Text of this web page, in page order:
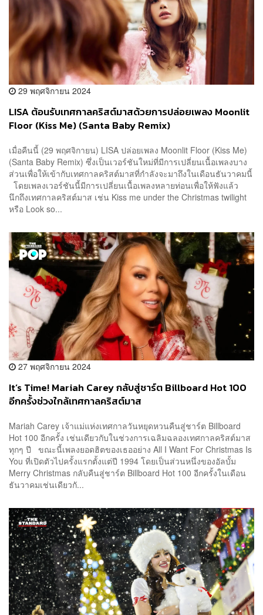
29 พฤศจิกายน 2024
LISA ต้อนรับเทศกาลคริสต์มาสด้วยการปล่อยเพลง Moonlit
Floor (Kiss Me) (Santa Baby Remix)
เมื่อคืนนี้ (29 พฤศจิกายน) LISA ปล่อยเพลง Moonlit Floor (Kiss Me)
(Santa Baby Remix) ซึ่งเป็นเวอร์ชันใหม่ที่มีการเปลี่ยนเนื้อเพลงบาง
ส่วนเพื่อให้เข้ากับเทศกาลคริสต์มาสที่กำลังจะมาถึงในเดือนธันวาคมนี้
โดยเพลงเวอร์ชันนี้มีการเปลี่ยนเนื้อเพลงหลายท่อนเพื่อให้ฟังแล้ว
นึกถึงเทศกาลคริสต์มาส เช่น Kiss me under the Christmas twilight
หรือ Look so...
27 พฤศจิกายน 2024
It’s Time! Mariah Carey กลับสู่ชาร์ต Billboard Hot 100
อีกครั้งช่วงใกล้เทศกาลคริสต์มาส
Mariah Carey เจ้าแม่แห่งเทศกาลวันหยุดหวนคืนสู่ชาร์ต Billboard
Hot 100 อีกครั้ง เช่นเดียวกับในช่วงการเฉลิมฉลองเทศกาลคริสต์มาส
ทุกๆ ปี ขณะนี้เพลงยอดฮิตของเธออย่าง All I Want For Christmas Is
You ที่เปิดตัวไปครั้งแรกตั้งแต่ปี 1994 โดยเป็นส่วนหนึ่งของอัลบั้ม
Merry Christmas กลับคืนสู่ชาร์ต Billboard Hot 100 อีกครั้งในเดือน
ธันวาคมเช่นเดียวกั...